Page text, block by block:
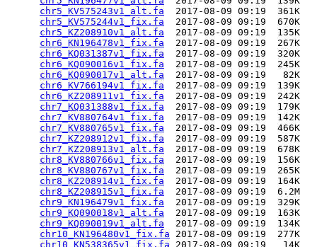
chr5_KV575243v1_alt.fa
  2017-08-09 09:19  361K
chr5_KV575244v1_fix.fa
  2017-08-09 09:19  670K
chr5_KZ208910v1_alt.fa
  2017-08-09 09:19  135K
chr6_KN196478v1_fix.fa
  2017-08-09 09:19  267K
chr6_KQ031387v1_fix.fa
  2017-08-09 09:19  320K
chr6_KQ090016v1_fix.fa
  2017-08-09 09:19  245K
chr6_KQ090017v1_alt.fa
  2017-08-09 09:19   82K
chr6_KV766194v1_fix.fa
  2017-08-09 09:19  139K
chr6_KZ208911v1_fix.fa
  2017-08-09 09:19  242K
chr7_KQ031388v1_fix.fa
  2017-08-09 09:19  179K
chr7_KV880764v1_fix.fa
  2017-08-09 09:19  142K
chr7_KV880765v1_fix.fa
  2017-08-09 09:19  466K
chr7_KZ208912v1_fix.fa
  2017-08-09 09:19  587K
chr7_KZ208913v1_alt.fa
  2017-08-09 09:19  678K
chr8_KV880766v1_fix.fa
  2017-08-09 09:19  156K
chr8_KV880767v1_fix.fa
  2017-08-09 09:19  265K
chr8_KZ208914v1_fix.fa
  2017-08-09 09:19  164K
chr8_KZ208915v1_fix.fa
  2017-08-09 09:19  6.2M
chr9_KN196479v1_fix.fa
  2017-08-09 09:19  329K
chr9_KQ090018v1_alt.fa
  2017-08-09 09:19  163K
chr9_KQ090019v1_alt.fa
  2017-08-09 09:19  134K
chr10_KN196480v1_fix.fa 2017-08-09 09:19  277K
chr10_KN538365v1_fix.fa 2017-08-09 09:19   14K